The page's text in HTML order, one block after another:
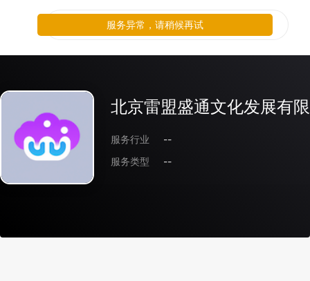
北京雷盟盛通文化发展有
服务行业
--
服务类型
--
服务异常，请稍候再试